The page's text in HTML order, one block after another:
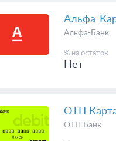
Альфа-
Альфа-Банк
% на остаток
Нет
ОТП
ОТП Банк